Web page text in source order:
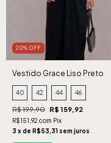
20% OFF
Vestido Grace Liso Preto
40 42 44 46
R$ 199,90 R$ 159,92
R$151,92 com Pix
3 x de R$53,31 sem juros